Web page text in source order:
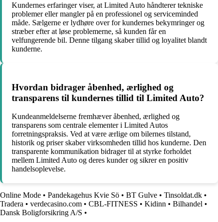
Kundernes erfaringer viser, at Limited Auto håndterer tekniske
problemer eller mangler på en professionel og serviceminded
måde. Sælgerne er lydhøre over for kundernes bekymringer og
stræber efter at løse problemerne, så kunden får en
velfungerende bil. Denne tilgang skaber tillid og loyalitet blandt
kunderne.
Hvordan bidrager åbenhed, ærlighed og
transparens til kundernes tillid til Limited Auto?
Kundeanmeldelserne fremhæver åbenhed, ærlighed og
transparens som centrale elementer i Limited Autos
forretningspraksis. Ved at være ærlige om bilernes tilstand,
historik og priser skaber virksomheden tillid hos kunderne. Den
transparente kommunikation bidrager til at styrke forholdet
mellem Limited Auto og deres kunder og sikrer en positiv
handelsoplevelse.
Online Mode • Pandekagehus Kvie Sö • BT Gulve • Tinsoldat.dk •
Tradera • verdecasino.com • CBL-FITNESS • Kidinn • Bilhandel •
Dansk Boligforsikring A/S •